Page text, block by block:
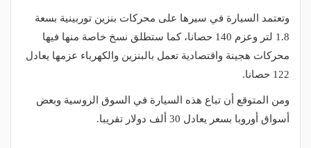
وتعتمد السيارة في سيرها على محركات بنزين توربينية بسعة
1.8 لتر وعزم 140 حصانا، كما ستطلق نسخ خاصة منها فيها
محركات هجينة واقتصادية تعمل بالبنزين والكهرباء عزمها يعادل
122 حصانا.
ومن المتوقع أن تباع هذه السيارة في السوق الروسية وبعض
أسواق أوروبا بسعر يعادل 30 ألف دولار تقريبا.